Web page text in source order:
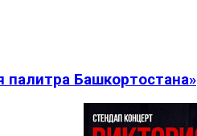
палитра Башкортостана»